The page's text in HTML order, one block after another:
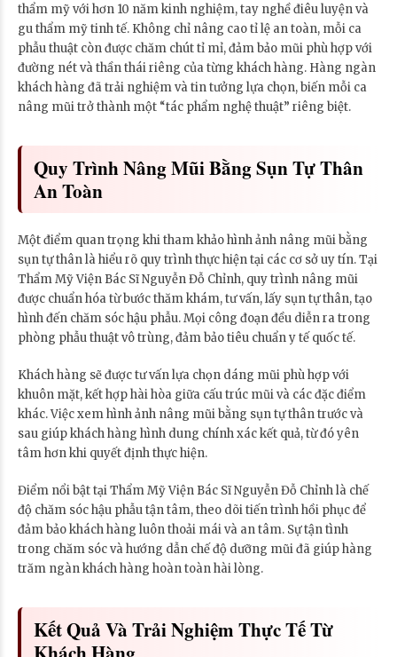
thẩm mỹ với hơn 10 năm kinh nghiệm, tay nghề điêu luyện và
gu thẩm mỹ tinh tế. Không chỉ nâng cao tỉ lệ an toàn, mỗi ca
phẫu thuật còn được chăm chút tỉ mỉ, đảm bảo mũi phù hợp với
đường nét và thần thái riêng của từng khách hàng. Hàng ngàn
khách hàng đã trải nghiệm và tin tưởng lựa chọn, biến mỗi ca
nâng mũi trở thành một “tác phẩm nghệ thuật” riêng biệt.
Quy Trình Nâng Mũi Bằng Sụn Tự Thân
An Toàn
Một điểm quan trọng khi tham khảo hình ảnh nâng mũi bằng
sụn tự thân là hiểu rõ quy trình thực hiện tại các cơ sở uy tín. Tại
Thẩm Mỹ Viện Bác Sĩ Nguyễn Đỗ Chỉnh, quy trình nâng mũi
được chuẩn hóa từ bước thăm khám, tư vấn, lấy sụn tự thân, tạo
hình đến chăm sóc hậu phẫu. Mọi công đoạn đều diễn ra trong
phòng phẫu thuật vô trùng, đảm bảo tiêu chuẩn y tế quốc tế.
Khách hàng sẽ được tư vấn lựa chọn dáng mũi phù hợp với
khuôn mặt, kết hợp hài hòa giữa cấu trúc mũi và các đặc điểm
khác. Việc xem hình ảnh nâng mũi bằng sụn tự thân trước và
sau giúp khách hàng hình dung chính xác kết quả, từ đó yên
tâm hơn khi quyết định thực hiện.
Điểm nổi bật tại Thẩm Mỹ Viện Bác Sĩ Nguyễn Đỗ Chỉnh là chế
độ chăm sóc hậu phẫu tận tâm, theo dõi tiến trình hồi phục để
đảm bảo khách hàng luôn thoải mái và an tâm. Sự tận tình
trong chăm sóc và hướng dẫn chế độ dưỡng mũi đã giúp hàng
trăm ngàn khách hàng hoàn toàn hài lòng.
Kết Quả Và Trải Nghiệm Thực Tế Từ